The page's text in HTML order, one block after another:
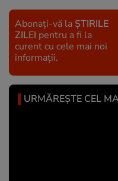
Abonați-vă la ȘTIRILE
ZILEI pentru a fi la
curent cu cele mai noi
informații.
URMĂREȘTE CEL